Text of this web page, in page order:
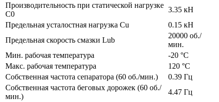
Производительность при статической нагрузке
C0
3.35 кН
Предельная усталостная нагрузка Cu
0.15 кН
Предельная скорость смазки Lub
20000 об./
мин.
Мин. рабочая температура
-20 °C
Макс. рабочая температура
120 °C
Собственная частота сепаратора (60 об./мин.)
0.39 Гц
Собственная частота беговых дорожек (60 об./
мин.)
4.47 Гц